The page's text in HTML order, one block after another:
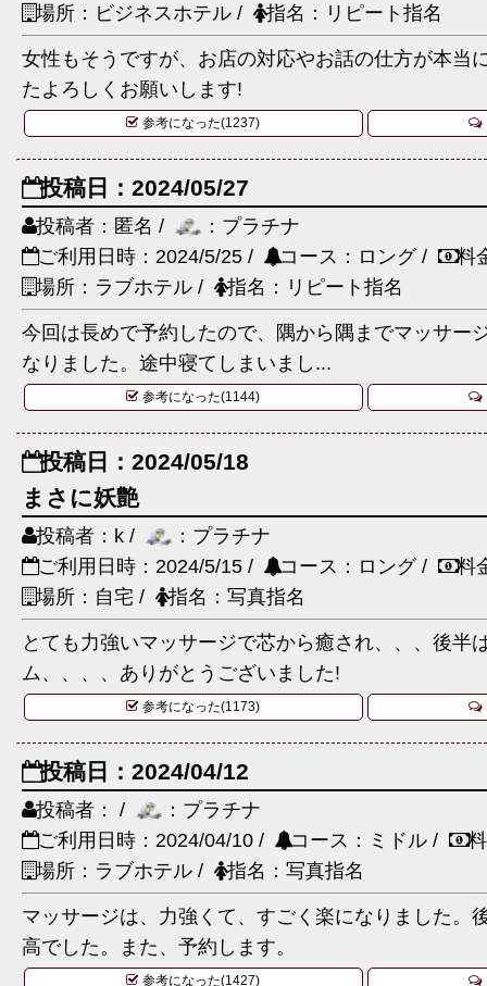
場所：ビジネスホテル /
指名：リピート指名
女性もそうですが、お店の対応やお話の仕方が本当
たよろしくお願いします!
参考になった(1237)
投稿日：2024/05/27
投稿者：匿名 /
：プラチナ
ご利用日時：2024/5/25 /
コース：ロング /
料
場所：ラブホテル /
指名：リピート指名
今回は長めで予約したので、隅から隅までマッサー
なりました。途中寝てしまいまし...
参考になった(1144)
投稿日：2024/05/18
まさに妖艶
投稿者：k /
：プラチナ
ご利用日時：2024/5/15 /
コース：ロング /
料
場所：自宅 /
指名：写真指名
とても力強いマッサージで芯から癒され、、、後半
ム、、、、ありがとうございました!
参考になった(1173)
投稿日：2024/04/12
投稿者： /
：プラチナ
ご利用日時：2024/04/10 /
コース：ミドル /
場所：ラブホテル /
指名：写真指名
マッサージは、力強くて、すごく楽になりました。
高でした。また、予約します。
参考になった(1427)